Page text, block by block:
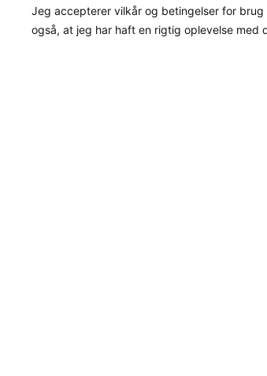
Jeg accepterer vilkår og betingelser for
også, at jeg har haft en rigtig oplevelse med